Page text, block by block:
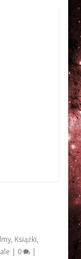
, Książki,
| 0 |